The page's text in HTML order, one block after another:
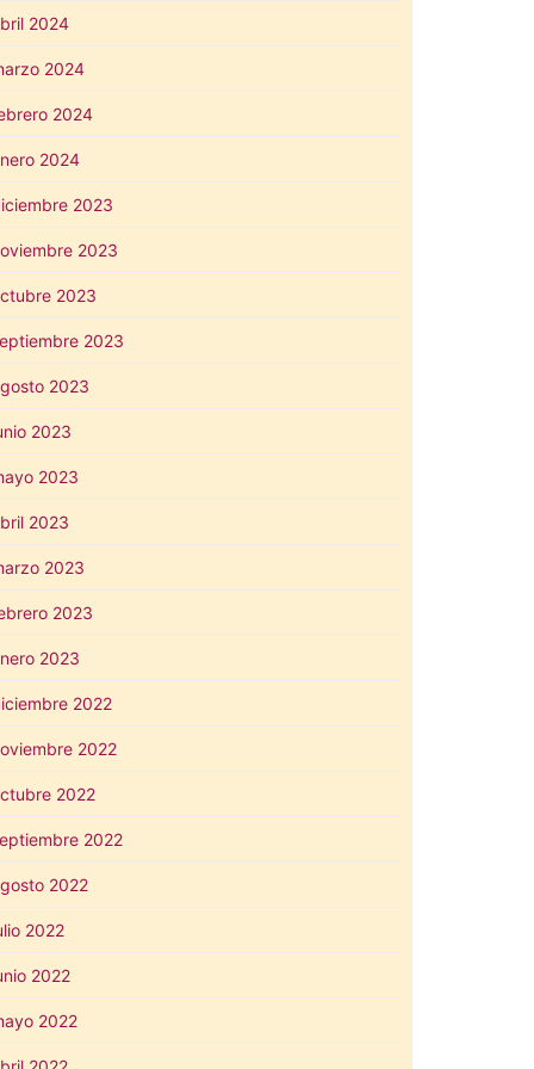
2024
2024
2024
2024
2023
2023
2023
2023
2023
2023
2023
2023
2023
2023
2023
2022
2022
2022
2022
2022
2022
2022
2022